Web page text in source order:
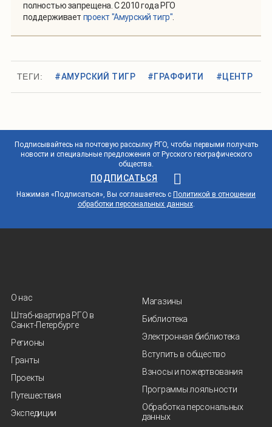
полностью запрещена. С 2010 года РГО
поддерживает проект "Амурский тигр".
ТЕГИ: #АМУРСКИЙ ТИГР #ГРАФФИТИ #ЦЕНТР
Подписывайтесь на почтовую рассылку РГО, чтобы первыми получать
новости и специальные предложения от Русского географического
общества.
ПОДПИСАТЬСЯ
Нажимая «Подписаться», Вы соглашаетесь с Политикой в отношении
обработки персональных данных.
О нас
Штаб-квартира РГО в
Санкт‑Петербурге
Регионы
Гранты
Проекты
Путешествия
Экспедиции
Магазины
Библиотека
Электронная библиотека
Вступить в общество
Взносы и пожертвования
Программы лояльности
Обработка персональных
данных